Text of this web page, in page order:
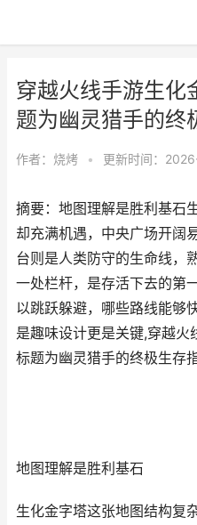
穿越火线手游生化
题为幽灵猎手的终
作者： 烧烤 • 更新时间：
摘要：地图理解是胜利基石
却充满机遇，中央广场开阔
台则是人类防守的生命线，
一处栏杆，是存活下去的第
以跳跃躲避，哪些路线能够
是趣味设计更是关键,穿越火
标题为幽灵猎手的终极生存
地图理解是胜利基石
生化金字塔这张地图结构复